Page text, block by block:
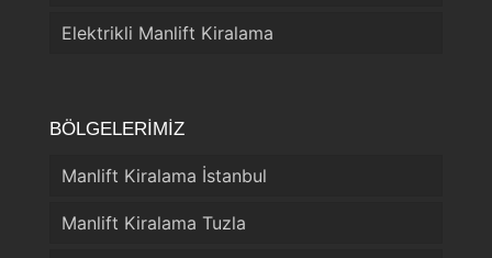
Elektrikli Manlift Kiralama
BÖLGELERİMİZ
Manlift Kiralama İstanbul
Manlift Kiralama Tuzla